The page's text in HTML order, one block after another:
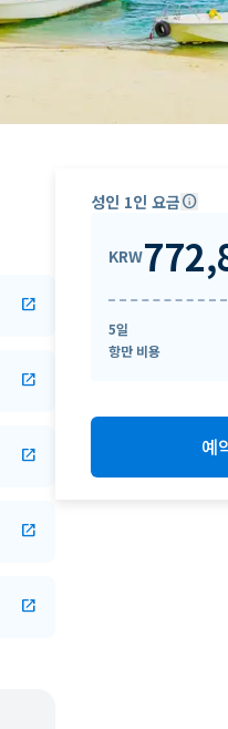
open_in_new
open_in_new
open_in_new
open_in_new
open_in_new
성인 1인 요금info
KRW
5일
항만 비용
예